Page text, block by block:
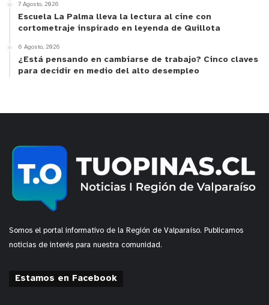
7 Agosto, 2026
Escuela La Palma lleva la lectura al cine con
cortometraje inspirado en leyenda de Quillota
6 Agosto, 2026
¿Está pensando en cambiarse de trabajo? Cinco claves
para decidir en medio del alto desempleo
Somos el portal informativo de la Región de Valparaíso. Publicamos
noticias de interés para nuestra comunidad.
Estamos en Facebook